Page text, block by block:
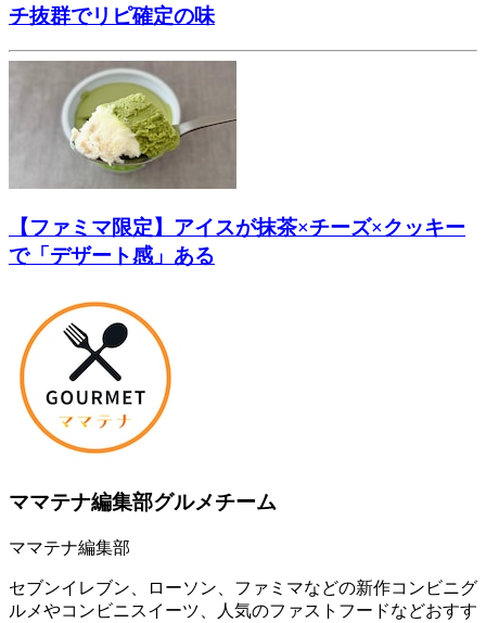
チ抜群でリピ確定の味
【ファミマ限定】アイスが抹茶×チーズ×クッキー
で「デザート感」ある
ママテナ編集部グルメチーム
ママテナ編集部
セブンイレブン、ローソン、ファミマなどの新作コンビニグ
ルメやコンビニスイーツ、人気のファストフードなどおすす